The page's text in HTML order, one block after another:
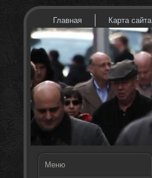
Главная Карта сайта
Меню